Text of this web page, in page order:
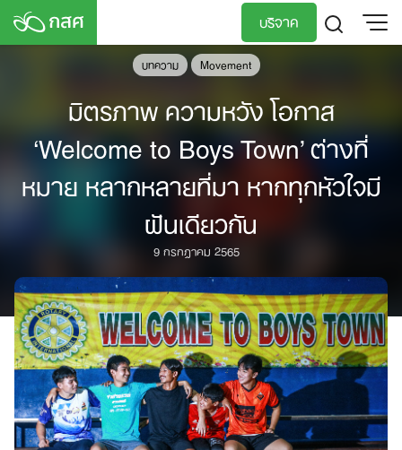
Skip
บริจาค
บทความ Movement
มิตรภาพ ความหวัง โอกาส
‘Welcome to Boys Town’ ต่างที่
หมาย หลากหลายที่มา หากทุกหัวใจมี
ฝันเดียวกัน
9 กรกฎาคม 2565